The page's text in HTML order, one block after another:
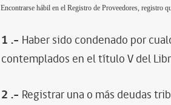
Encontrarse hábil en el Registro de Proveedores, registro
1 .- Haber sido condenado por
contemplados en el título V del
2 .- Registrar una o más deudas